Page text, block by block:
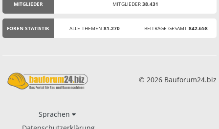
MITGLIEDER MITGLIEDER 38.431
FOREN STATISTIK ALLE THEMEN 81.270 BEITRÄGE GESAMT 842.658
© 2026 Bauforum24.biz
Sprachen